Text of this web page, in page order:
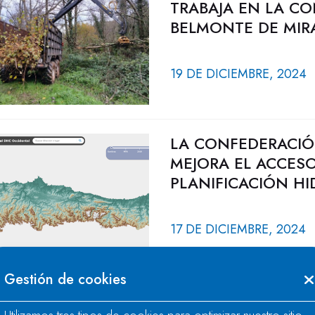
TRABAJA EN LA
BELMONTE DE
19 DE DICIEMBRE, 2024
LA
MEJORA EL
PLANIFICACIÓN
17 DE DICIEMBRE, 2024
LA
Gestión de cookies